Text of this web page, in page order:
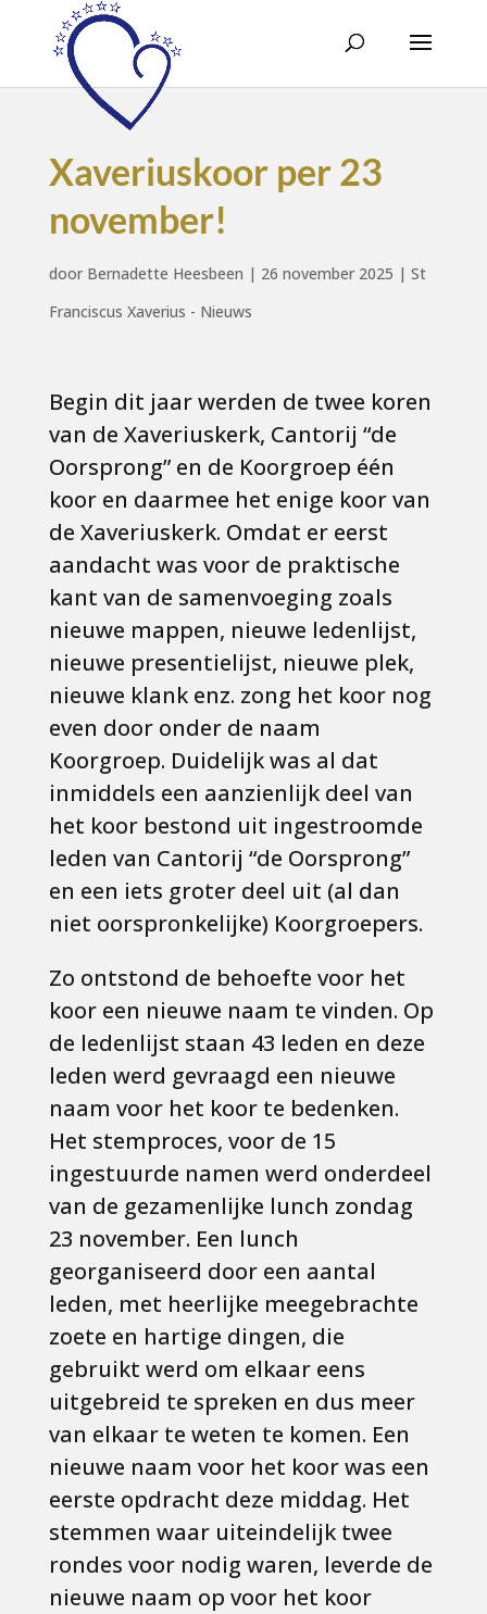
Xaveriuskoor per 23
november!
door Bernadette Heesbeen | 26 november 2025 | St
Franciscus Xaverius - Nieuws
Begin dit jaar werden de twee koren
van de Xaveriuskerk, Cantorij “de
Oorsprong” en de Koorgroep één
koor en daarmee het enige koor van
de Xaveriuskerk. Omdat er eerst
aandacht was voor de praktische
kant van de samenvoeging zoals
nieuwe mappen, nieuwe ledenlijst,
nieuwe presentielijst, nieuwe plek,
nieuwe klank enz. zong het koor nog
even door onder de naam
Koorgroep. Duidelijk was al dat
inmiddels een aanzienlijk deel van
het koor bestond uit ingestroomde
leden van Cantorij “de Oorsprong”
en een iets groter deel uit (al dan
niet oorspronkelijke) Koorgroepers.
Zo ontstond de behoefte voor het
koor een nieuwe naam te vinden. Op
de ledenlijst staan 43 leden en deze
leden werd gevraagd een nieuwe
naam voor het koor te bedenken.
Het stemproces, voor de 15
ingestuurde namen werd onderdeel
van de gezamenlijke lunch zondag
23 november. Een lunch
georganiseerd door een aantal
leden, met heerlijke meegebrachte
zoete en hartige dingen, die
gebruikt werd om elkaar eens
uitgebreid te spreken en dus meer
van elkaar te weten te komen. Een
nieuwe naam voor het koor was een
eerste opdracht deze middag. Het
stemmen waar uiteindelijk twee
rondes voor nodig waren, leverde de
nieuwe naam op voor het koor